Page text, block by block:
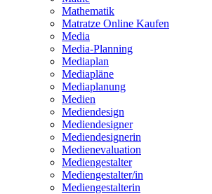
Mathematik
Matratze Online Kaufen
Media
Media-Planning
Mediaplan
Mediapläne
Mediaplanung
Medien
Mediendesign
Mediendesigner
Mediendesignerin
Medienevaluation
Mediengestalter
Mediengestalter/in
Mediengestalterin